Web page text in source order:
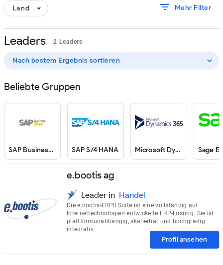
Land arrow_drop_down filter_list Mehr Filter
Leaders 2 Leaders
Nach bestem Ergebnis sortieren expand_more
Beliebte Gruppen
SAP Business One SAP S/4 HANA Microsoft Dynamics Sage
e.bootis ag
Leader in Handel
Die e.bootis-ERPII Suite ist eine vollständig auf
Internettechnologien entwickelte ERP-Lösung. Sie ist
plattformunabhängig, skalierbar und hochgradig
integrativ.
Profil ansehen